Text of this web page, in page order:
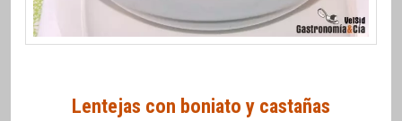
Lentejas con boniato y castañas